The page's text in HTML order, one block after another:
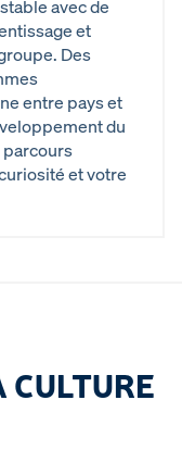
avec de
et
Des
entre pays et
du
et votre
CULTURE